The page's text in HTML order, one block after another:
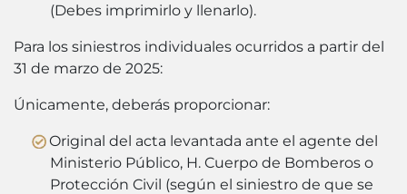
(Debes imprimirlo y llenarlo).
Para los siniestros individuales ocurridos a partir del
31 de marzo de 2025:
Únicamente, deberás proporcionar:
Original del acta levantada ante el agente del
Ministerio Público, H. Cuerpo de Bomberos o
Protección Civil (según el siniestro de que se